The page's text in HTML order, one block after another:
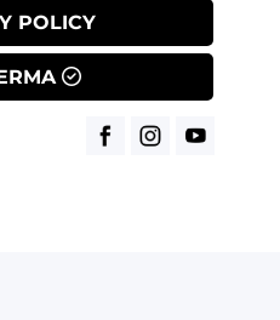
POLICY